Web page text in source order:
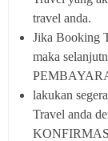
travel anda.
Jika Booking
maka
lakukan
Travel anda